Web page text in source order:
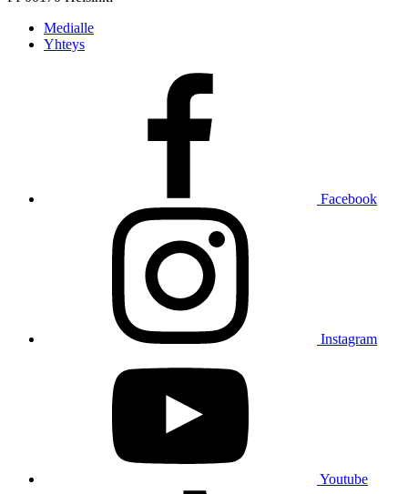
Medialle
Yhteys
Facebook
Instagram
Youtube